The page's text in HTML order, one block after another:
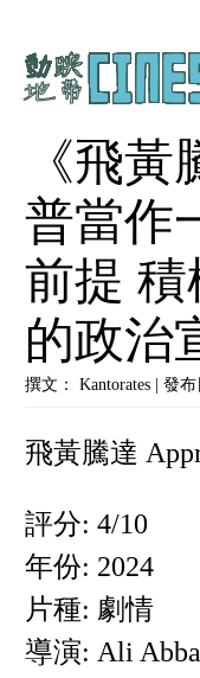
《飛
普當作
前提
的政治
撰文： Kantorates | 發
飛黃騰達
評分: 4/10
年份: 2024
片種: 劇情
導演: Ali